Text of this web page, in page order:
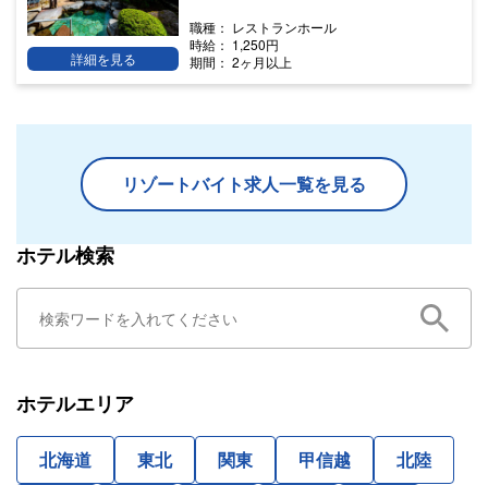
職種： レストランホール
時給： 1,250円
期間： 2ヶ月以上
詳細を見る
リゾートバイト求人一覧を見る
ホテル検索
ホテルエリア
北海道 東北 関東 甲信越
北陸